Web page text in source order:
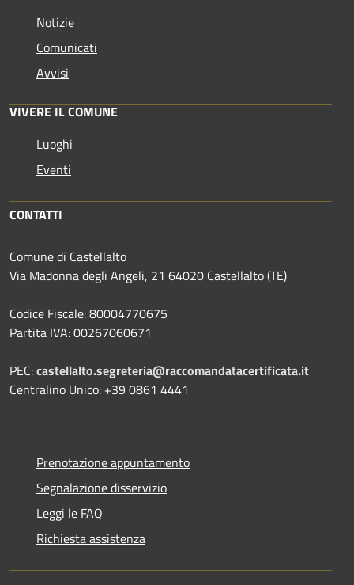
Notizie
Comunicati
Avvisi
VIVERE IL COMUNE
Luoghi
Eventi
CONTATTI
Comune di Castellalto
Via Madonna degli Angeli, 21 64020 Castellalto (TE)
Codice Fiscale: 80004770675
Partita IVA: 00267060671
PEC:castellalto.segreteria@raccomandatacertificata.it
Centralino Unico: +39 0861 4441
Prenotazione appuntamento
Segnalazione disservizio
Leggi le FAQ
Richiesta assistenza